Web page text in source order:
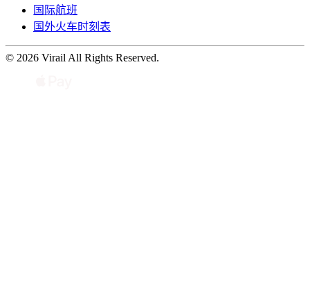
国际航班
国外火车时刻表
© 2026 Virail All Rights Reserved.